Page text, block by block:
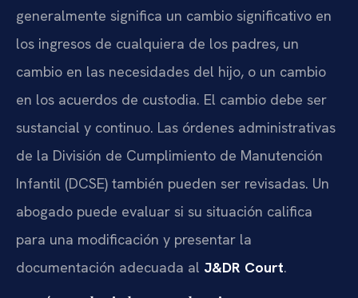
generalmente significa un cambio significativo en
los ingresos de cualquiera de los padres, un
cambio en las necesidades del hijo, o un cambio
en los acuerdos de custodia. El cambio debe ser
sustancial y continuo. Las órdenes administrativas
de la División de Cumplimiento de Manutención
Infantil (DCSE) también pueden ser revisadas. Un
abogado puede evaluar si su situación califica
para una modificación y presentar la
documentación adecuada al J&DR Court.